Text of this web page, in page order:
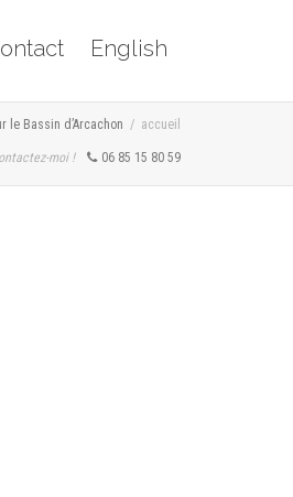
English
le Bassin d’Arcachon accueil
moi ! 06 85 15 80 59